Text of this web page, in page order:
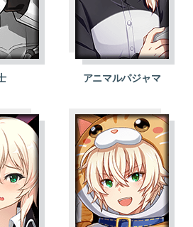
アニマルパジャマ